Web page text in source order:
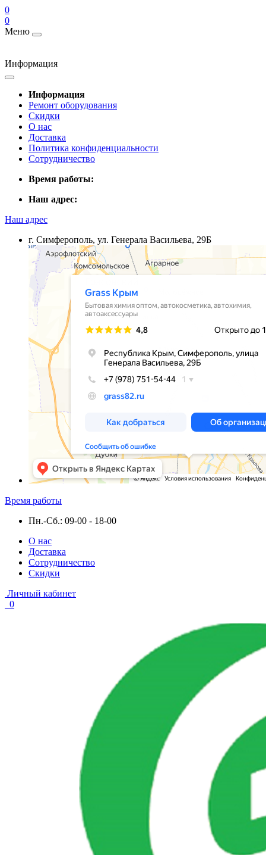
0
0
Меню
Информация
Информация
Ремонт оборудования
Скидки
О нас
Доставка
Политика конфиденциальности
Сотрудничество
Время работы:
Наш адрес:
Наш адрес
г. Симферополь, ул. Генерала Васильева, 29Б
Время работы
Пн.-Сб.: 09-00 - 18-00
О нас
Доставка
Сотрудничество
Скидки
Личный кабинет
0